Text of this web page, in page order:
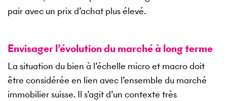
pair avec un prix d’achat plus élevé.
Envisager l’évolution du marché à long terme
La situation du bien à l’échelle micro et macro doit
être considérée en lien avec l’ensemble du marché
immobilier suisse. Il s’agit d’un contexte très